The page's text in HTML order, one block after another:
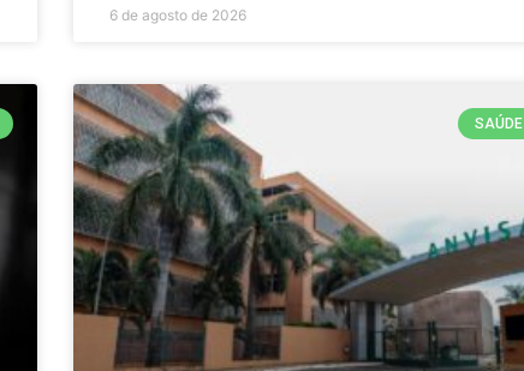
6 de agosto de 2026
SAÚDE